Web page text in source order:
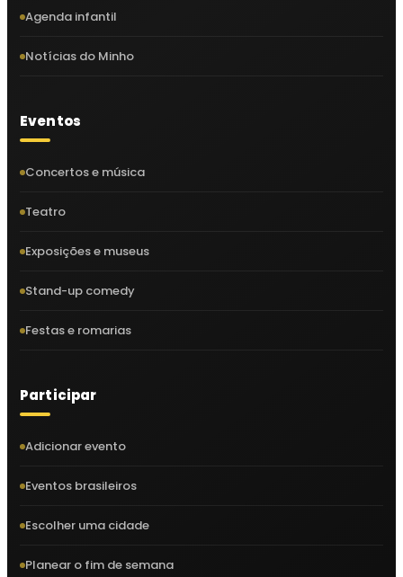
Agenda infantil
Notícias do Minho
Eventos
Concertos e música
Teatro
Exposições e museus
Stand-up comedy
Festas e romarias
Participar
Adicionar evento
Eventos brasileiros
Escolher uma cidade
Planear o fim de semana